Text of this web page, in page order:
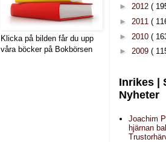
Klicka på bilden får du upp
våra böcker på Bokbörsen
► 2012 (
► 2011 (
► 2010 (
► 2009 (
Inrikes |
Nyheter
Joachim
hjärnan